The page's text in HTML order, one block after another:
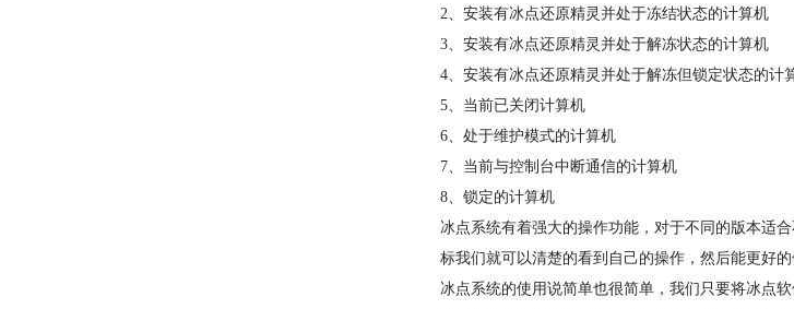
2、安装有冰点还原精灵并处于冻结状态的计算机
3、安装有冰点还原精灵并处于解冻状态的计算机
4、安装有冰点还原精灵并处于解冻但锁定状态的计
5、当前已关闭计算机
6、处于维护模式的计算机
7、当前与控制台中断通信的计算机
8、锁定的计算机
冰点系统有着强大的操作功能，对于不同的版本适
标我们就可以清楚的看到自己的操作，然后能更好
冰点系统的使用说简单也很简单，我们只要将冰点